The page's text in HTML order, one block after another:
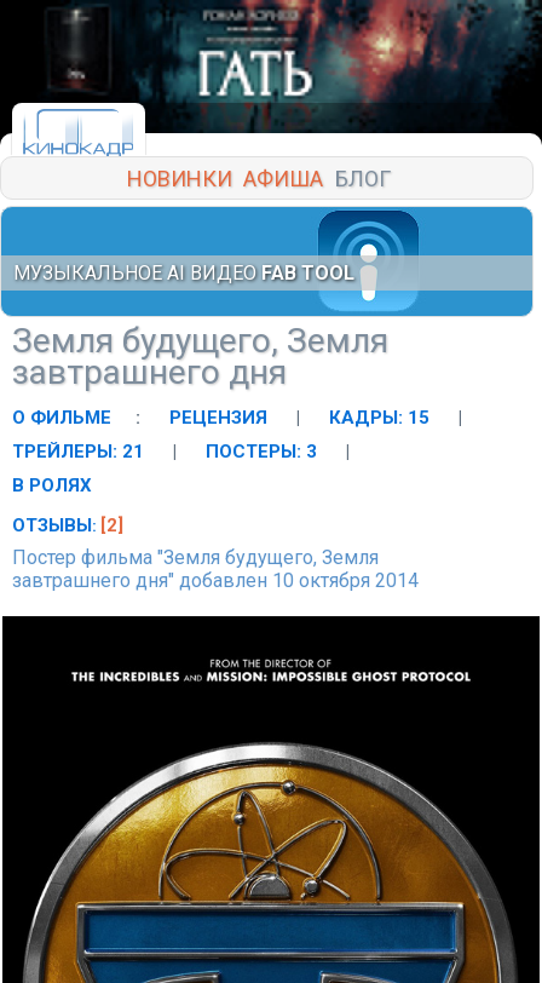
НОВИНКИ АФИША БЛОГ
МУЗЫКАЛЬНОЕ AI ВИДЕО FAB TOOL
Земля будущего, Земля
завтрашнего дня
О ФИЛЬМЕ : РЕЦЕНЗИЯ | КАДРЫ: 15
|
ТРЕЙЛЕРЫ: 21
| ПОСТЕРЫ: 3
|
В РОЛЯХ
ОТЗЫВЫ: [2]
Постер фильма "Земля будущего, Земля
завтрашнего дня" добавлен 10 октября 2014